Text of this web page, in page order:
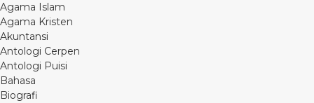
Agama Islam
Agama Kristen
Akuntansi
Antologi Cerpen
Antologi Puisi
Bahasa
Biografi